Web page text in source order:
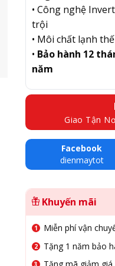
• Công nghệ
trội
• Môi chất lạnh
• Bảo hành 12
năm
Giao Tận
Facebook
dienmaytot
Khuyến mãi
Miễn phí vận
Tặng 1 năm bảo